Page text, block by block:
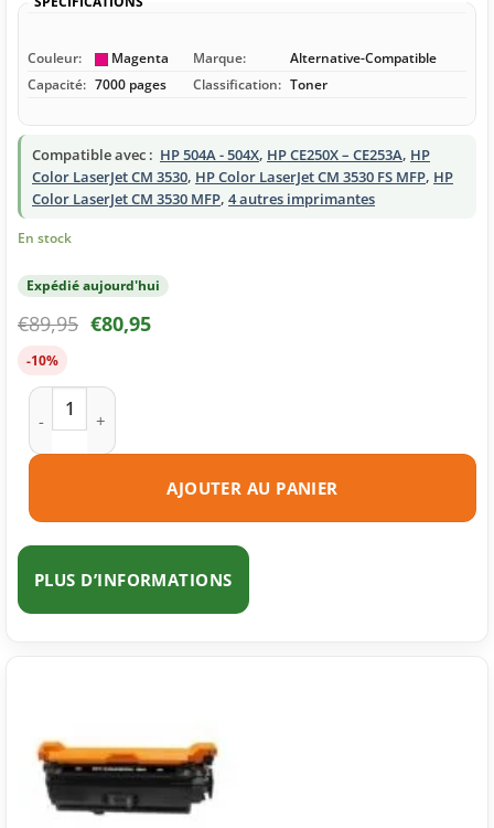
Couleur: Magenta Marque:
Alternative-Compatible
Capacité: 7000 pages Classification: Toner
Compatible avec : HP 504A - 504X, HP CE250X – CE253A, HP
Color LaserJet CM 3530, HP Color LaserJet CM 3530 FS MFP, HP
Color LaserJet CM 3530 MFP, 4 autres imprimantes
En stock
Expédié aujourd'hui
€89,95 €80,95
-10%
quantité de Toner compatible HP 504A (CE253A) magenta
AJOUTER AU PANIER
PLUS D’INFORMATIONS